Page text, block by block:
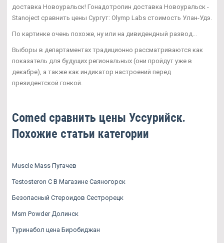
доставка Новоуральск! Гонадотропин доставка Новоуральск -
Stanoject сравнить цены Сургут: Olymp Labs стоимость Улан-Удэ.
По картинке очень похоже, ну или на дивидендный развод...
Выборы в департаментах традиционно рассматриваются как
показатель для будущих региональных (они пройдут уже в
декабре), а также как индикатор настроений перед
президентской гонкой.
Comed сравнить цены Уссурийск.
Похожие статьи категории
Muscle Mass Пугачев
Testosteron C В Магазине Саяногорск
Безопасный Стероидов Сестрорецк
Msm Powder Долинск
Туринабол цена Биробиджан